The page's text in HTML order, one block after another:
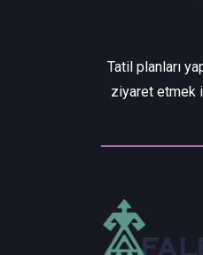
Tatil planları
ziyaret etmek